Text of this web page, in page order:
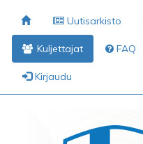
Uutisarkisto
Kuljettajat FAQ
Kirjaudu